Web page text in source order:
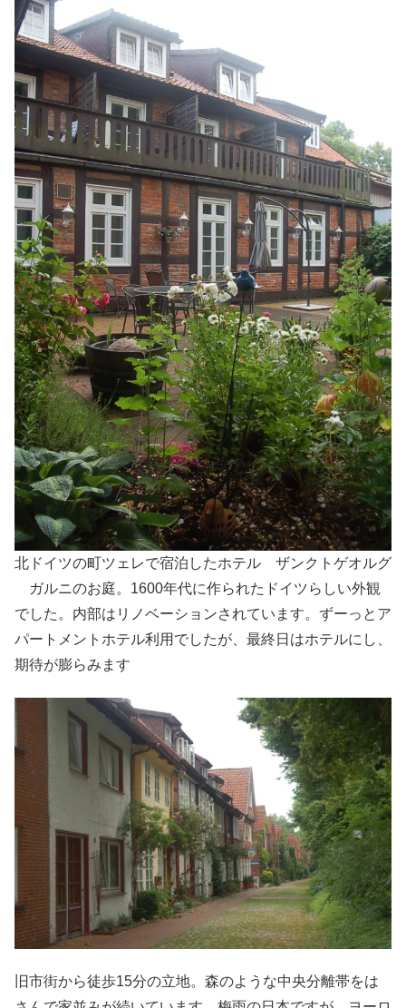
北ドイツの町ツェレで宿泊したホテル ザンクトゲオルグ
ガルニのお庭。1600年代に作られたドイツらしい外観
でした。内部はリノベーションされています。ずーっと ア
パートメントホテル利用でしたが、最終日はホテルにし
期待が膨らみます
旧市街から徒歩15分の立地。森のような中央分離帯をは